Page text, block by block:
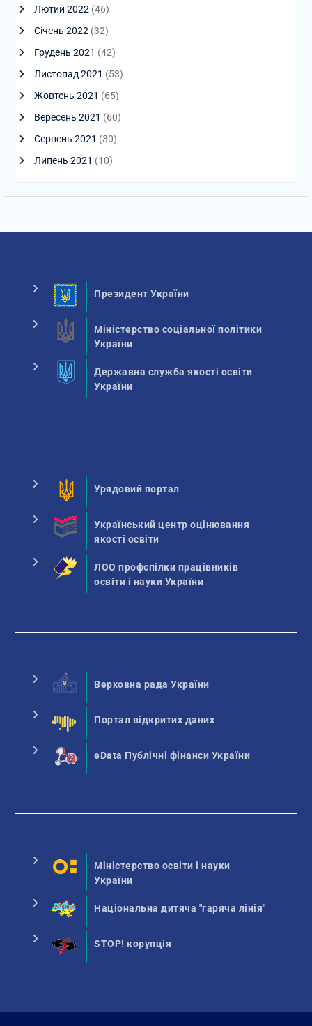
Лютий 2022 (46)
Січень 2022 (32)
Грудень 2021 (42)
Листопад 2021 (53)
Жовтень 2021 (65)
Вересень 2021 (60)
Серпень 2021 (30)
Липень 2021 (10)
Президент України
Міністерство соціальної політики
України
Державна служба якості освіти
України
Урядовий портал
Український центр оцінювання
якості освіти
ЛОО профспілки працівників
освіти і науки України
Верховна рада України
Портал відкритих даних
eData Публічні фінанси України
Міністерство освіти і науки
України
Національна дитяча "гаряча лінія"
STOP! корупція